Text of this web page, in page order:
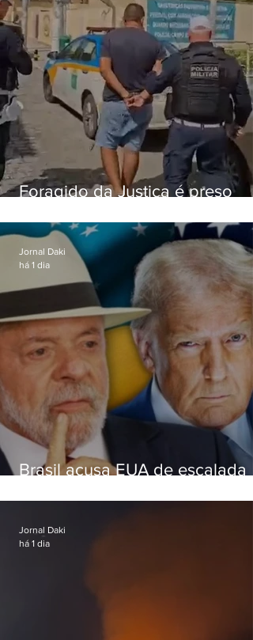
Foragido da Justiça é preso
RJ-106, em Maricá
Brasil acusa EUA de escalada
embaixadora
Jornal Daki
há 1 dia
Jornal Daki
há 1 dia